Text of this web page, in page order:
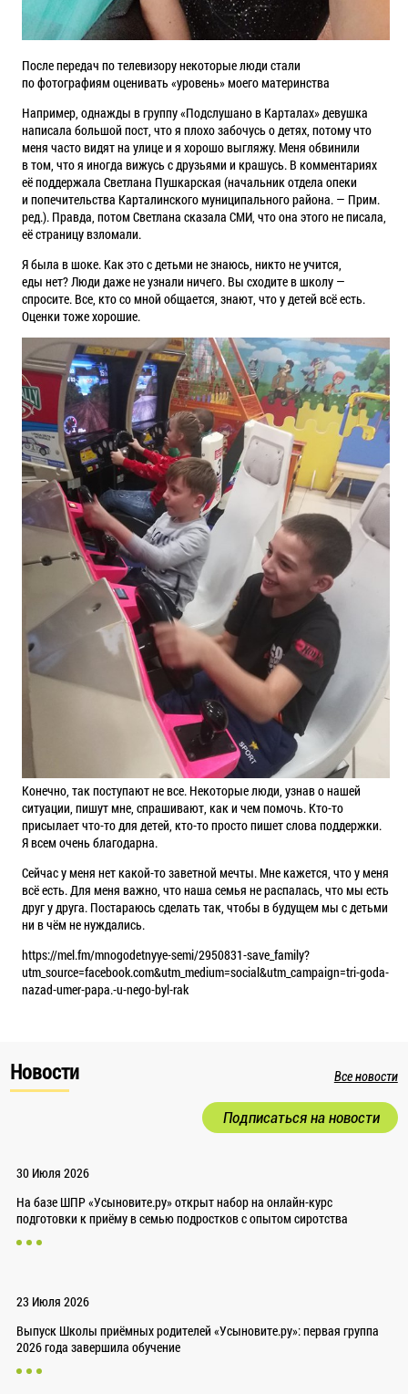
После передач по телевизору некоторые люди стали
по фотографиям оценивать «уровень» моего материнства
Например, однажды в группу «Подслушано в Карталах» девушка
написала большой пост, что я плохо забочусь о детях, потому что
меня часто видят на улице и я хорошо выгляжу. Меня обвинили
в том, что я иногда вижусь с друзьями и крашусь. В комментариях
её поддержала Светлана Пушкарская (начальник отдела опеки
и попечительства Карталинского муниципального района. — Прим.
ред.). Правда, потом Светлана сказала СМИ, что она этого не писала,
её страницу взломали.
Я была в шоке. Как это с детьми не знаюсь, никто не учится,
еды нет? Люди даже не узнали ничего. Вы сходите в школу —
спросите. Все, кто со мной общается, знают, что у детей всё есть.
Оценки тоже хорошие.
Конечно, так поступают не все. Некоторые люди, узнав о нашей
ситуации, пишут мне, спрашивают, как и чем помочь. Кто-то
присылает что-то для детей, кто-то просто пишет слова поддержки.
Я всем очень благодарна.
Сейчас у меня нет какой-то заветной мечты. Мне кажется, что у меня
всё есть. Для меня важно, что наша семья не распалась, что мы есть
друг у друга. Постараюсь сделать так, чтобы в будущем мы с детьми
ни в чём не нуждались.
https://mel.fm/mnogodetnyye-semi/2950831-save_family?
utm_source=facebook.com&utm_medium=social&utm_campaign=tri-goda-
nazad-umer-papa.-u-nego-byl-rak
Новости Все новости
Подписаться на новости
30 Июля 2026
На базе ШПР «Усыновите.ру» открыт набор на онлайн-курс
подготовки к приёму в семью подростков с опытом сиротства
23 Июля 2026
Выпуск Школы приёмных родителей «Усыновите.ру»: первая группа
2026 года завершила обучение